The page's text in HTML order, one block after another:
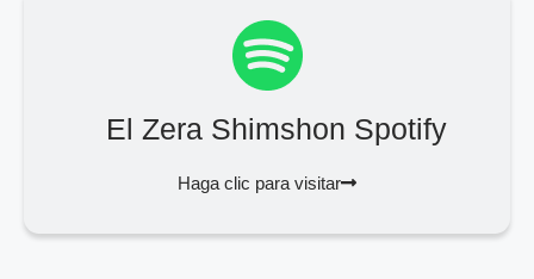
El Zera Shimshon Spotify
Haga clic para visitar